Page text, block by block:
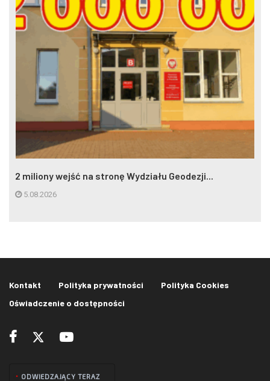
2 miliony wejść na stronę Wydziału Geodezji...
5.08.2026
Kontakt Polityka prywatności
Polityka Cookies
Oświadczenie o dostępności
ODWIEDZAJĄCY TERAZ